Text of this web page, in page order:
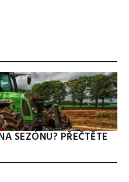
SEZÓNU? PŘEČTĚTE